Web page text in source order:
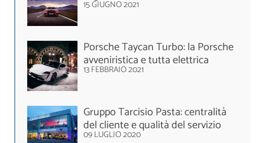
15 GIUGNO 2021
Porsche Taycan Turbo: la Porsche
avveniristica e tutta elettrica
13 FEBBRAIO 2021
Gruppo Tarcisio Pasta: centralità
del cliente e qualità del servizio
09 LUGLIO 2020